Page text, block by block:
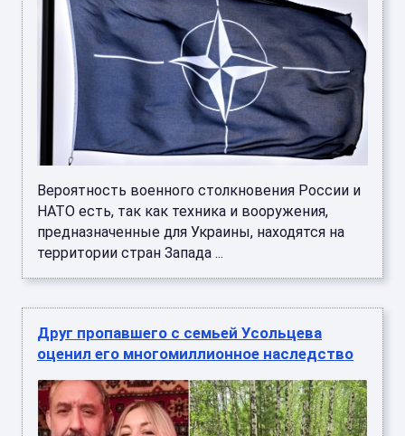
Вероятность военного столкновения России и
НАТО есть, так как техника и вооружения,
предназначенные для Украины, находятся на
территории стран Запада ...
Друг пропавшего с семьей Усольцева
оценил его многомиллионное наследство